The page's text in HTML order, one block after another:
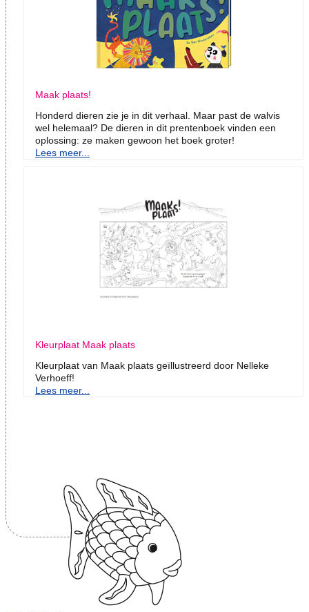
Maak plaats!
Honderd dieren zie je in dit verhaal. Maar past de walvis
wel helemaal? De dieren in dit prentenboek vinden een
oplossing: ze maken gewoon het boek groter!
Lees meer...
Kleurplaat Maak plaats
Kleurplaat van Maak plaats geïllustreerd door Nelleke
Verhoeff!
Lees meer...